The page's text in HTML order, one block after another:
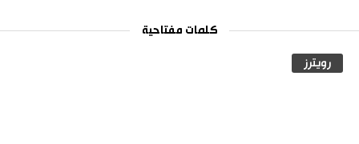
كلمات مفتاحية
رويترز